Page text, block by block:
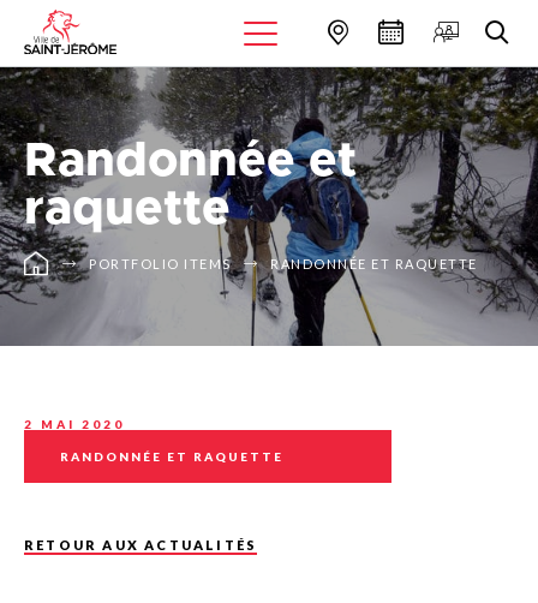
Randonnée et
raquette
PORTFOLIO ITEMS RANDONNÉE ET RAQUETTE
2 MAI 2020
RANDONNÉE ET RAQUETTE
RETOUR AUX ACTUALITÉS